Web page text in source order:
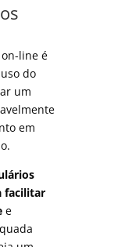
line é
do
um
em
facilitar
e